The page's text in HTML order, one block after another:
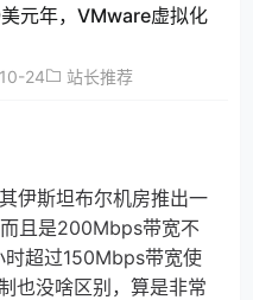
元年，VMware虚拟化
24 站长推荐
伊斯坦布尔机房推出一
且是200Mbps带宽不
时超过150Mbps带宽使
也没啥区别，算是非常